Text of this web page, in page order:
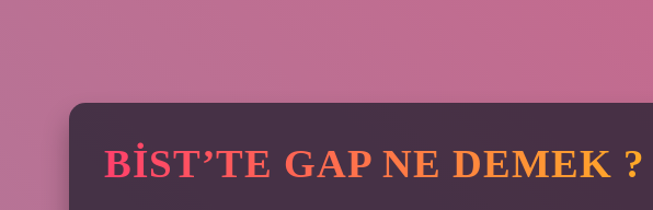
BIST’TE GAP NE DEMEK ?